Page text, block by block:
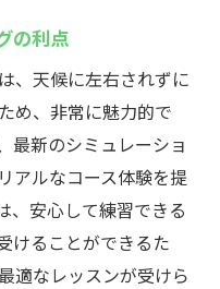
の利点
、天候に左右されずに
め、非常に魅力的で
最新のシミュレーショ
アルなコース体験を提
、安心して練習できる
けることができるた
適なレッスンが受けら